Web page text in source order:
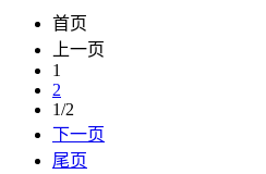
首页
上一页
1
2
1/2
下一页
尾页